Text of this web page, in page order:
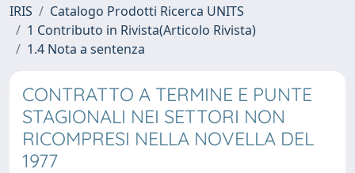
IRIS
Catalogo Prodotti Ricerca UNITS
1 Contributo in Rivista(Articolo Rivista)
1.4 Nota a sentenza
CONTRATTO A TERMINE E PUNTE
STAGIONALI NEI SETTORI NON
RICOMPRESI NELLA NOVELLA DEL
1977